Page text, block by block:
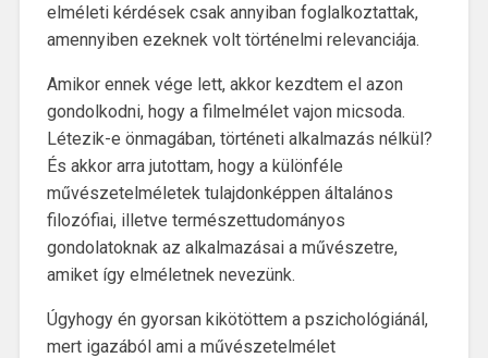
elméleti kérdések csak annyiban foglalkoztattak,
amennyiben ezeknek volt történelmi relevanciája.
Amikor ennek vége lett, akkor kezdtem el azon
gondolkodni, hogy a filmelmélet vajon micsoda.
Létezik-e önmagában, történeti alkalmazás nélkül?
És akkor arra jutottam, hogy a különféle
művészetelméletek tulajdonképpen általános
filozófiai, illetve természettudományos
gondolatoknak az alkalmazásai a művészetre,
amiket így elméletnek nevezünk.
Úgyhogy én gyorsan kikötöttem a pszichológiánál,
mert igazából ami a művészetelmélet